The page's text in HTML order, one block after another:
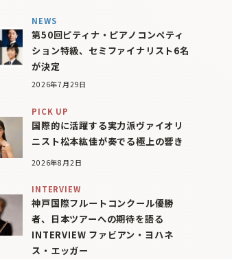
NEWS
第50回ピティナ・ピアノコンペティ
ション特級、セミファイナリスト6名
が決定
2026年7月29日
PICK UP
国際的に活躍する実力派ヴァイオリ
ニスト松本紘佳が奏でる極上の響き
2026年8月2日
INTERVIEW
神戸国際フルートコンクール優勝
者、日本ツアーへの期待を語る
INTERVIEW ファビアン・ヨハネ
ス・エッガー